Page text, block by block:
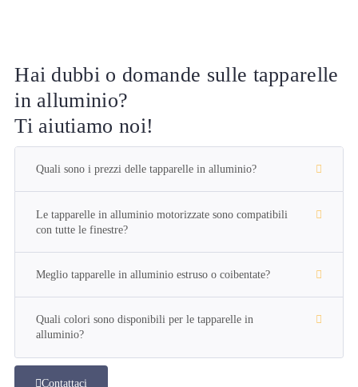
Hai dubbi o domande sulle tapparelle
in alluminio?
Ti aiutiamo noi!
Quali sono i prezzi delle tapparelle in alluminio?
Le tapparelle in alluminio motorizzate sono compatibili
con tutte le finestre?
Meglio tapparelle in alluminio estruso o coibentate?
Quali colori sono disponibili per le tapparelle in
alluminio?
Contattaci